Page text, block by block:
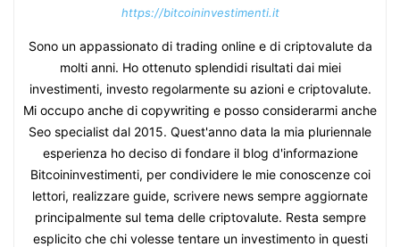
https://bitcoininvestimenti.it
Sono un appassionato di trading online e di criptovalute da
molti anni. Ho ottenuto splendidi risultati dai miei
investimenti, investo regolarmente su azioni e criptovalute.
Mi occupo anche di copywriting e posso considerarmi anche
Seo specialist dal 2015. Quest'anno data la mia pluriennale
esperienza ho deciso di fondare il blog d'informazione
Bitcoininvestimenti, per condividere le mie conoscenze coi
lettori, realizzare guide, scrivere news sempre aggiornate
principalmente sul tema delle criptovalute. Resta sempre
esplicito che chi volesse tentare un investimento in questi